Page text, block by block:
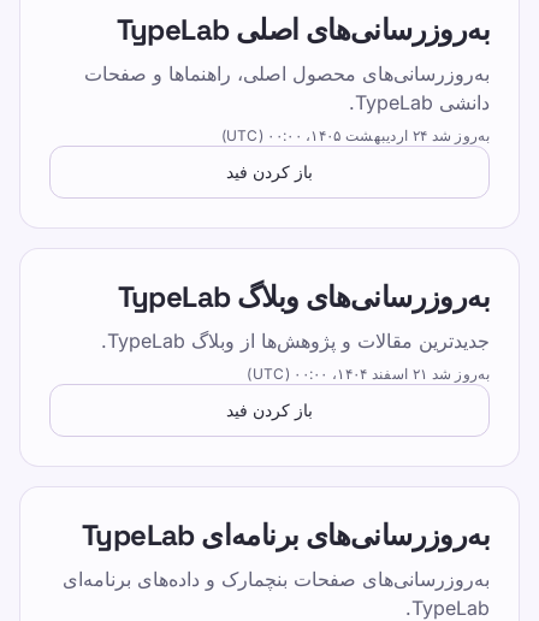
enough to stay accurate, and re-check under
the same settings.
یک آزمون سرعت تایپ بگیرید، درس‌های رایگان را
دنبال کنید و روزانه تمرین کنید تا WPM و دقت بهتر
خودتان را امتحان کنید
خودتان را امتحان کنید
قیمت گذاری
به‌روزرسانی‌های اصلی TypeLab
به‌روزرسانی‌های محصول اصلی، راهنماها و صفحات
دانشی TypeLab.
به‌روز شد ۲۴ اردیبهشت ۱۴۰۵،‏ ۰۰:۰۰ (UTC)
باز کردن فید
به‌روزرسانی‌های وبلاگ TypeLab
جدیدترین مقالات و پژوهش‌ها از وبلاگ TypeLab.
به‌روز شد ۲۱ اسفند ۱۴۰۴،‏ ۰۰:۰۰ (UTC)
باز کردن فید
به‌روزرسانی‌های برنامه‌ای TypeLab
به‌روزرسانی‌های صفحات بنچمارک و داده‌های برنامه‌ای
TypeLab.